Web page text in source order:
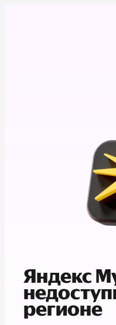
Яндекс
регионе